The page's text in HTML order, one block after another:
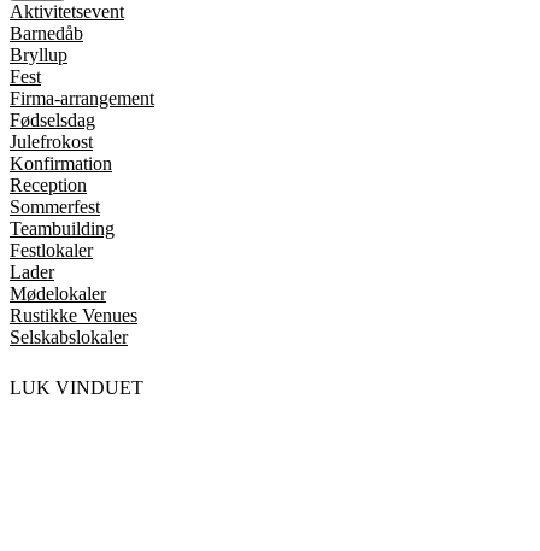
Aktivitetsevent
Barnedåb
Bryllup
Fest
Firma-arrangement
Fødselsdag
Julefrokost
Konfirmation
Reception
Sommerfest
Teambuilding
Festlokaler
Lader
Mødelokaler
Rustikke Venues
Selskabslokaler
LUK VINDUET